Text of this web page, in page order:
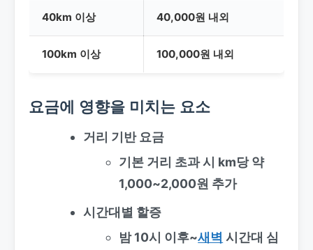
40km 이상 40,000원 내외
100km 이상 100,000원 내외
요금에 영향을 미치는 요소
거리 기반 요금
기본 거리 초과 시 km당 약
1,000~2,000원 추가
시간대별 할증
밤 10시 이후~새벽 시간대 심